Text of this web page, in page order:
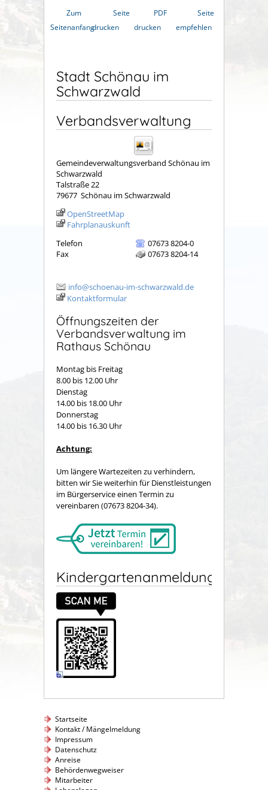
Zum
Seitenanfang
Seite
drucken
PDF
drucken
Seite
empfehlen
Stadt Schönau im
Schwarzwald
Verbandsverwaltung
Gemeindeverwaltungsverband Schönau im
Schwarzwald
Talstraße 22
79677 Schönau im Schwarzwald
OpenStreetMap
Fahrplanauskunft
Telefon
07673 8204-0
Fax
07673 8204-14
info@schoenau-im-schwarzwald.de
Kontaktformular
Öffnungszeiten der
Verbandsverwaltung im
Rathaus Schönau
Montag bis Freitag
8.00 bis 12.00 Uhr
Dienstag
14.00 bis 18.00 Uhr
Donnerstag
14.00 bis 16.30 Uhr
Achtung:
Um längere Wartezeiten zu verhindern,
bitten wir Sie weiterhin für Dienstleistungen
im Bürgerservice einen Termin zu
vereinbaren (07673 8204-34).
Kindergartenanmeldung
Startseite
Kontakt / Mängelmeldung
Impressum
Datenschutz
Anreise
Behördenwegweiser
Mitarbeiter